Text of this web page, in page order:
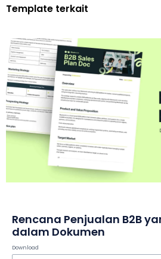
Template terkait
Rencana Penjualan B2B
dalam Dokumen
Download